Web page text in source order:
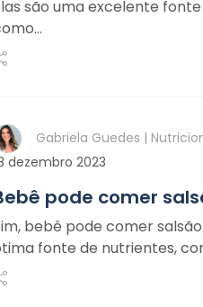
são uma excelente
Gabriela Guedes |
dezembro 2023
pode comer
bebê pode comer
fonte de nutrientes,